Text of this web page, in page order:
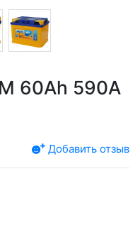
60Ah 590A
Добавить отзыв